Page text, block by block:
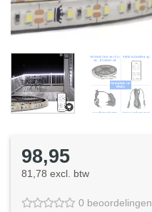
98,95
81,78 excl. btw
0 beoordelingen